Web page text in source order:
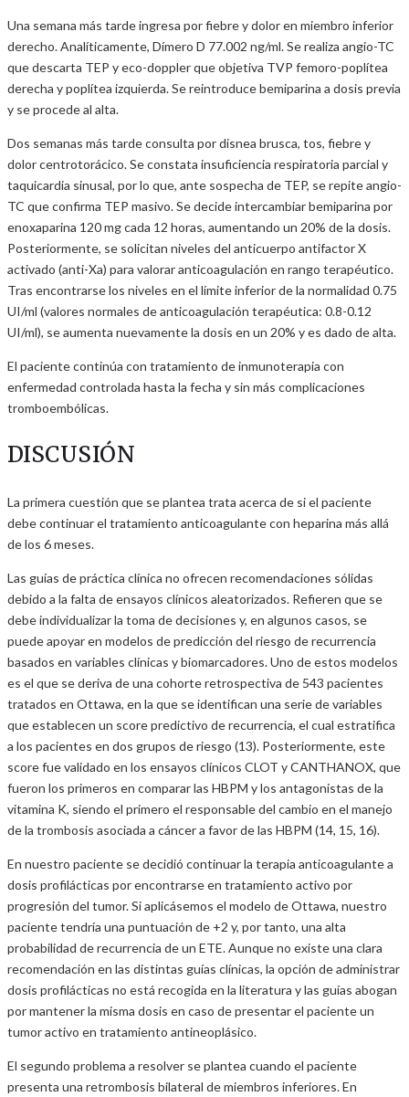
Una semana más tarde ingresa por fiebre y dolor en miembro inferior
derecho. Analíticamente, Dímero D 77.002 ng/ml. Se realiza angio-TC
que descarta TEP y eco-doppler que objetiva TVP femoro-poplítea
derecha y poplítea izquierda. Se reintroduce bemiparina a dosis previa
y se procede al alta.
Dos semanas más tarde consulta por disnea brusca, tos, fiebre y
dolor centrotorácico. Se constata insuficiencia respiratoria parcial y
taquicardia sinusal, por lo que, ante sospecha de TEP, se repite angio-
TC que confirma TEP masivo. Se decide intercambiar bemiparina por
enoxaparina 120 mg cada 12 horas, aumentando un 20% de la dosis.
Posteriormente, se solicitan niveles del anticuerpo antifactor X
activado (anti-Xa) para valorar anticoagulación en rango terapéutico.
Tras encontrarse los niveles en el límite inferior de la normalidad 0.75
UI/ml (valores normales de anticoagulación terapéutica: 0.8-0.12
UI/ml), se aumenta nuevamente la dosis en un 20% y es dado de alta.
El paciente continúa con tratamiento de inmunoterapia con
enfermedad controlada hasta la fecha y sin más complicaciones
tromboembólicas.
DISCUSIÓN
La primera cuestión que se plantea trata acerca de si el paciente
debe continuar el tratamiento anticoagulante con heparina más allá
de los 6 meses.
Las guías de práctica clínica no ofrecen recomendaciones sólidas
debido a la falta de ensayos clínicos aleatorizados. Refieren que se
debe individualizar la toma de decisiones y, en algunos casos, se
puede apoyar en modelos de predicción del riesgo de recurrencia
basados en variables clínicas y biomarcadores. Uno de estos modelos
es el que se deriva de una cohorte retrospectiva de 543 pacientes
tratados en Ottawa, en la que se identifican una serie de variables
que establecen un score predictivo de recurrencia, el cual estratifica
a los pacientes en dos grupos de riesgo (13). Posteriormente, este
score fue validado en los ensayos clínicos CLOT y CANTHANOX, que
fueron los primeros en comparar las HBPM y los antagonistas de la
vitamina K, siendo el primero el responsable del cambio en el manejo
de la trombosis asociada a cáncer a favor de las HBPM (14, 15, 16).
En nuestro paciente se decidió continuar la terapia anticoagulante a
dosis profilácticas por encontrarse en tratamiento activo por
progresión del tumor. Si aplicásemos el modelo de Ottawa, nuestro
paciente tendría una puntuación de +2 y, por tanto, una alta
probabilidad de recurrencia de un ETE. Aunque no existe una clara
recomendación en las distintas guías clínicas, la opción de administrar
dosis profilácticas no está recogida en la literatura y las guías abogan
por mantener la misma dosis en caso de presentar el paciente un
tumor activo en tratamiento antineoplásico.
El segundo problema a resolver se plantea cuando el paciente
presenta una retrombosis bilateral de miembros inferiores. En